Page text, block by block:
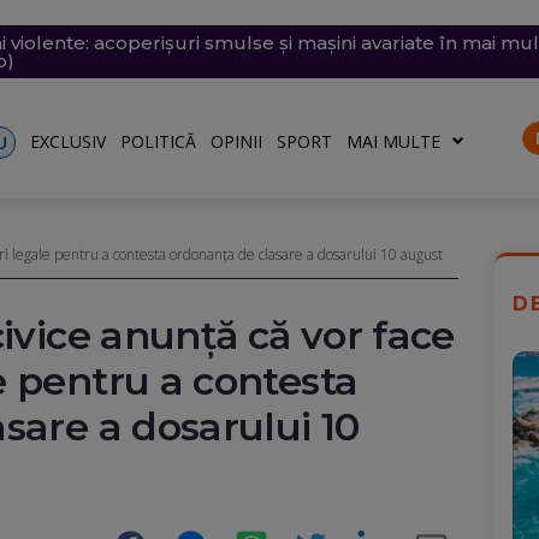
acoperișuri smulse și mașini avariate în mai
săptămâna viitoare. Accesul se va face în etape. Iată ce
pe o stâncă de pe Transfăgărășan mesajul de
pe care abia o pornise acum câteva zile
extreme: 39 de grade la umbră, vijelii de 90 km/h
EXCLUSIV POLITICĂ OPINII SPORT MAI MULTE
pentru a contesta ordonanţa de clasare a dosarului 10 august
anunţă că vor face
pentru a contesta
a dosarului 10